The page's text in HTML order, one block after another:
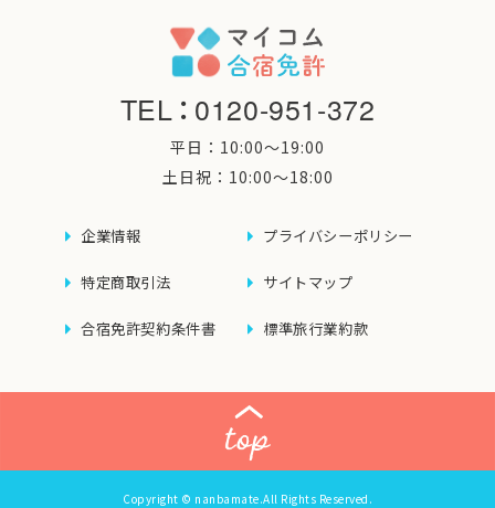
TEL：0120-951-372
平日：10:00〜19:00
土日祝：10:00〜18:00
企業情報 プライバシーポリシー
特定商取引法 サイトマップ
合宿免許契約条件書 標準旅行業約款
Copyright © nanbamate.All Rights Reserved.